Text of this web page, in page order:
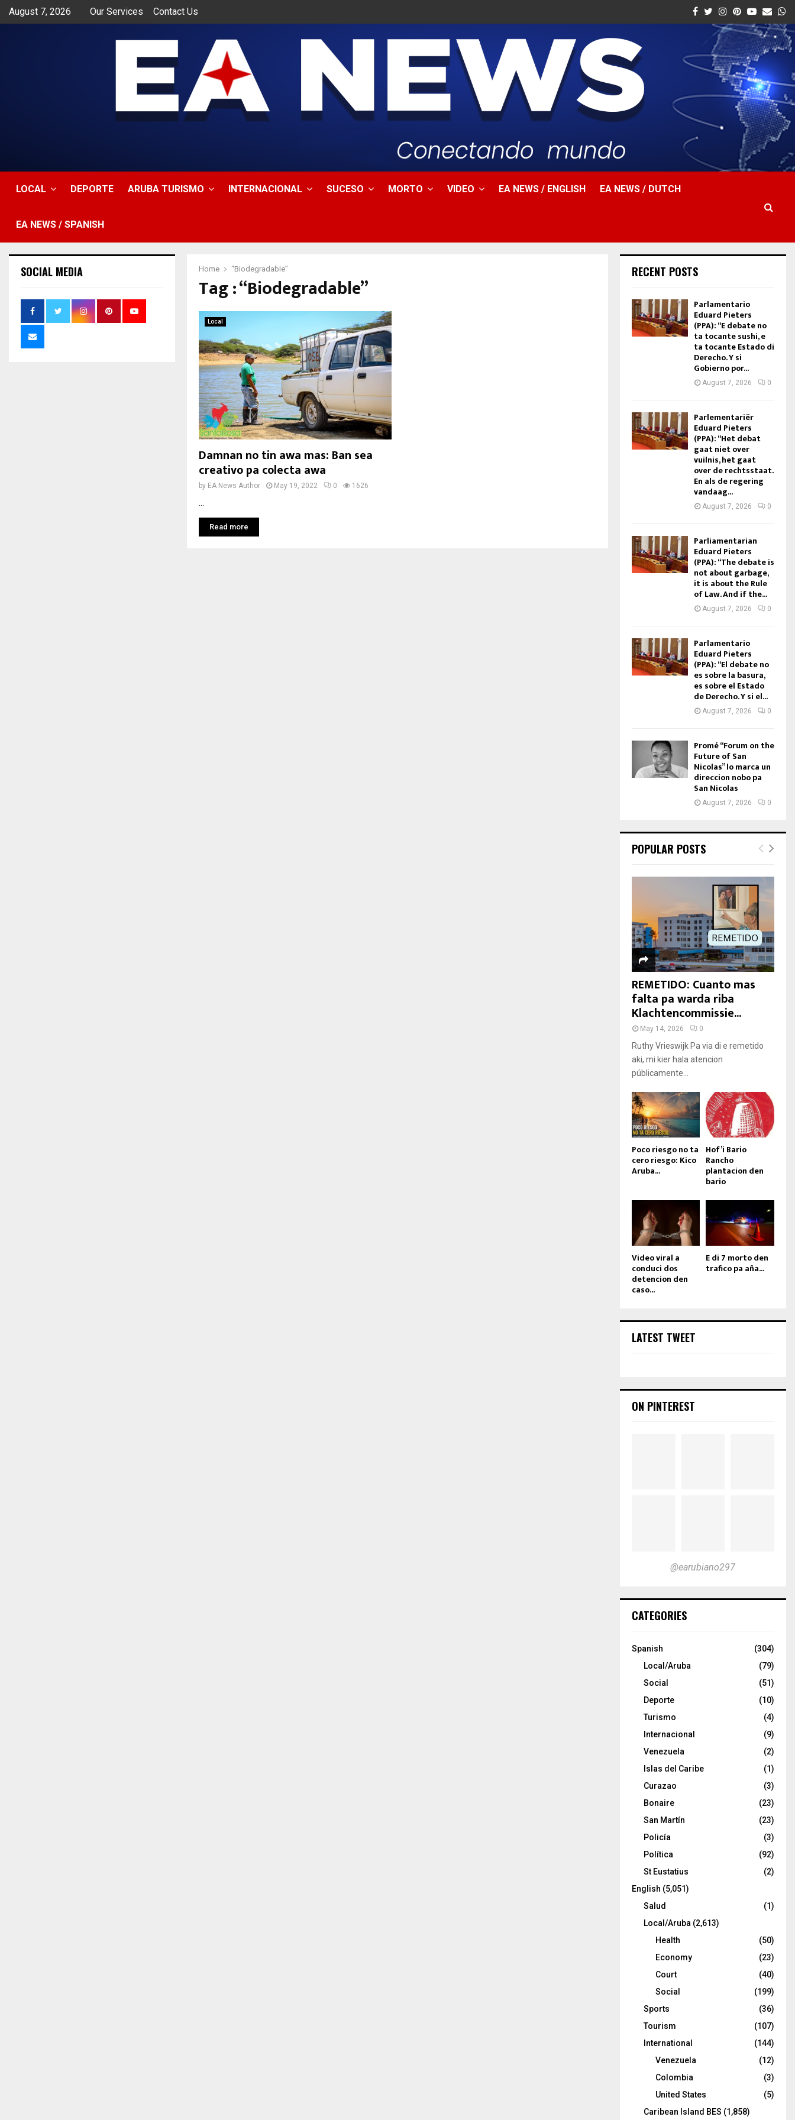
August 7, 2026 Our Services Contact Us Facebook
Twitter
Instagram
Pinterest
Youtube
Email
LOCAL DEPORTE ARUBA TURISMO INTERNACIONAL SUCESO MORTO VIDEO EA NEWS / ENGLISH EA NEWS / DUTCH
EA NEWS / SPANISH
Home “Biodegradable”
Tag : “Biodegradable”
Local
Damnan no tin awa mas: Ban sea
creativo pa colecta awa
by EA News Author May 19, 2022 0 1626
Read more
SOCIAL MEDIA RECENT POSTS
Parlamentario
Eduard Pieters
(PPA): “E debate no
ta tocante sushi, e
ta tocante Estado di
Derecho. Y si
Gobierno por...
August 7, 2026 0
Parlementariër
Eduard Pieters
(PPA): “Het debat
gaat niet over
vuilnis, het gaat
over de rechtsstaat.
En als de regering
vandaag...
August 7, 2026 0
Parliamentarian
Eduard Pieters
(PPA): “The debate is
not about garbage,
it is about the Rule
of Law. And if the...
August 7, 2026 0
Parlamentario
Eduard Pieters
(PPA): “El debate no
es sobre la basura,
es sobre el Estado
de Derecho. Y si el...
August 7, 2026 0
Promé “Forum on the
Future of San
Nicolas” lo marca un
direccion nobo pa
San Nicolas
August 7, 2026 0
POPULAR POSTS
REMETIDO: Cuanto mas
falta pa warda riba
Klachtencommissie...
May 14, 2026 0
Ruthy Vrieswijk Pa via di e remetido
aki, mi kier hala atencion
públicamente...
Poco riesgo no ta
cero riesgo: Kico
Aruba...
Hof’i Bario
Rancho
plantacion den
bario
Video viral a
conduci dos
detencion den
caso...
E di 7 morto den
trafico pa aña...
LATEST TWEET
ON PINTEREST
@earubiano297
CATEGORIES
Spanish
(304)
Local/Aruba
(79)
Social
(51)
Deporte
(10)
Turismo
(4)
Internacional
(9)
Venezuela
(2)
Islas del Caribe
(1)
Curazao
(3)
Bonaire
(23)
San Martín
(23)
Policía
(3)
Política
(92)
St Eustatius
(2)
English (5,051)
Salud
(1)
Local/Aruba (2,613)
Health
(50)
Economy
(23)
Court
(40)
Social
(199)
Sports
(36)
Tourism
(107)
International
(144)
Venezuela
(12)
Colombia
(3)
United States
(5)
Caribean Island BES (1,858)